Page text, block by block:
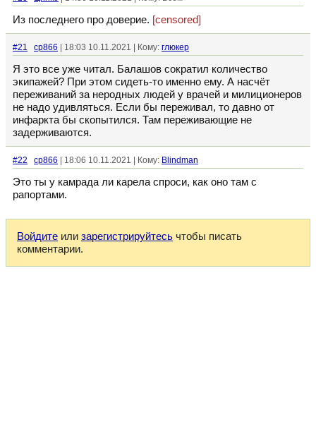
Из последнего про доверие. [censored]
#21 cp866 | 18:03 10.11.2021 | Кому: глюкер
Я это все уже читал. Балашов сократил количество
экипажей? При этом сидеть-то именно ему. А насчёт
переживаний за неродных людей у врачей и милиционеров
не надо удивляться. Если бы переживал, то давно от
инфаркта бы скопытился. Там переживающие не
задерживаются.
#22 cp866 | 18:06 10.11.2021 | Кому: Blindman
Это ты у камрада ли карела спроси, как оно там с
рапортами.
Войдите или зарегистрируйтесь чтобы писать
комментарии.